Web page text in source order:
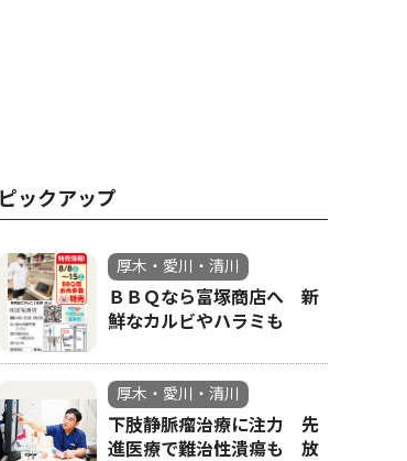
ピックアップ
厚木・愛川・清川
ＢＢＱなら富塚商店へ 新
鮮なカルビやハラミも
厚木・愛川・清川
下肢静脈瘤治療に注力 先
進医療で難治性潰瘍も 放